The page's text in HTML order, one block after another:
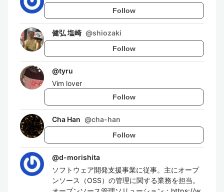
Follow
健弘 塩崎 @shiozaki
Follow
@tyru
Vim lover
Follow
Cha Han @cha-han
Follow
@d-morishita
ソフトウェア開発支援事業に従事。主にオープ
ンソース（OSS）の管理に関する業務を担当。